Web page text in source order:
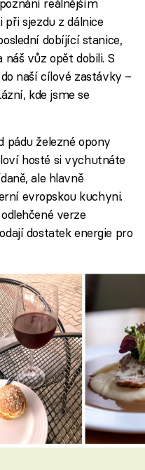
reálnějším
při sjezdu z dálnice
dobíjící stanice,
vůz opět dobili. S
naší cílové zastávky –
kde jsme se
pádu železné opony
hosté si vychutnáte
ale hlavně
evropskou kuchyni.
verze
dostatek energie pro